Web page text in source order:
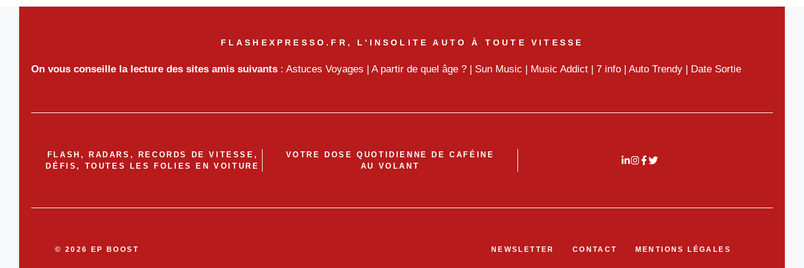
FLASHEXPRESSO.FR, L'INSOLITE AUTO À TOUTE VITESSE
On vous conseille la lecture des sites amis suivants : Astuces Voyages | A partir de quel âge ? | Sun Music | Music Addict | 7 info | Auto Trendy | Date Sortie
FLASH, RADARS, RECORDS DE VITESSE,
DÉFIS, TOUTES LES FOLIES EN VOITURE
VOTRE DOSE QUOTIDIENNE DE CAFÉINE
AU VOLANT
© 2026 EP BOOST NEWSLETTER CONTACT MENTIONS LÉGALES